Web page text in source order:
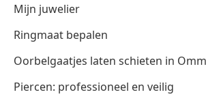
Mijn juwelier
Ringmaat bepalen
Oorbelgaatjes laten schieten in
Piercen: professioneel en veilig